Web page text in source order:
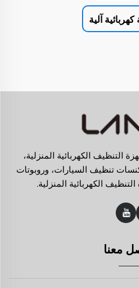
آلية
الكهربائية المنزلية،
تنظيف السيارات، وروبوتات
الكهربائية المنزلية.
معنا